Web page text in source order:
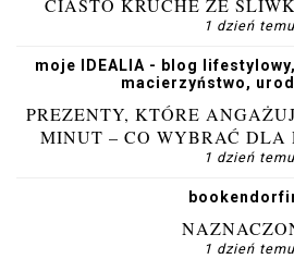
CIASTO KRUCHE ZE
1 dzień temu
moje IDEALIA - blog
macierzyństwo,
PREZENTY, KTÓRE
MINUT – CO WYBRAĆ DLA
1 dzień temu
1 dzień temu